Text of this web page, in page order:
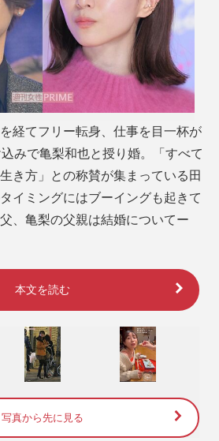
経てフリー転身、仕事を目一杯が
みで亀梨和也と授り婚。「すべて
き方」との称賛が集まっている田
イミングにはブーイングも起きて
、亀梨の父親は結婚についてー
本文を読む
写真から先に見る